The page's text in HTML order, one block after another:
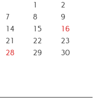
1
2
7 8
9
14 15
16
21 22
23
28 29
30